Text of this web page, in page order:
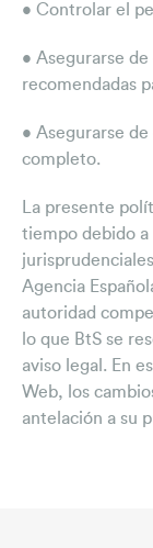
• Controlar el
• Asegurarse
recomendadas
• Asegurarse
completo.
La presente
tiempo debido a
Agencia
autoridad
lo que BtS se
aviso legal. En
Web, los
antelación a su